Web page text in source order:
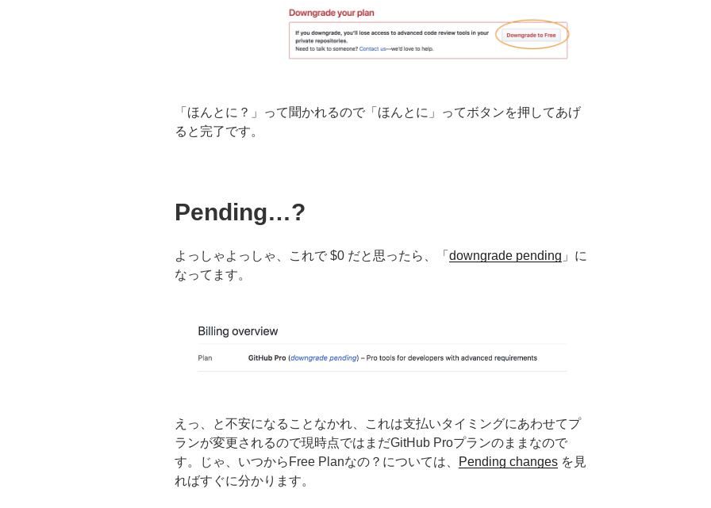
「ほんとに？」って聞かれるので「ほんとに」ってボタンを押してあげ
ると完了です。
Pending…?
よっしゃよっしゃ、これで $0 だと思ったら、「 downgrade pending 」に
なってます。
えっ、と不安になることなかれ、これは支払いタイミングにあわせてプ
ランが変更されるので現時点ではまだGitHub Proプランのままなので
す。じゃ、いつからFree Planなの？については、
Pending changes を見
ればすぐに分かります。